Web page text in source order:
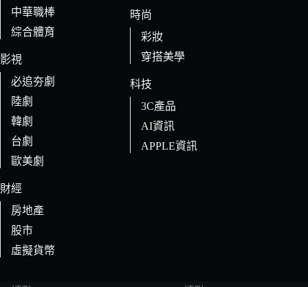
中華職棒
綜合體育
影視
必追夯劇
陸劇
韓劇
台劇
歐美劇
財經
房地產
股市
虛擬貨幣
時尚
彩妝
穿搭美學
科技
3C產品
AI資訊
APPLE資訊